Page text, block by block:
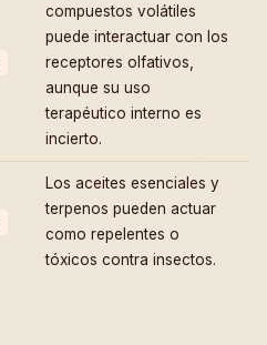
compuestos volátiles
puede interactuar con los
receptores olfativos,
aunque su uso
terapéutico interno es
incierto.
Los aceites esenciales y
terpenos pueden actuar
como repelentes o
tóxicos contra insectos.